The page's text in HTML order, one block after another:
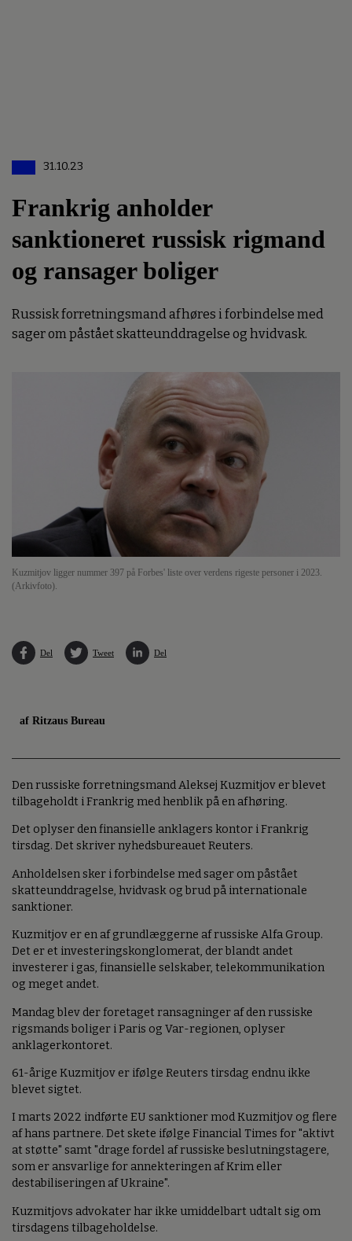
31.10.23
Frankrig anholder
sanktioneret russisk rigmand
og ransager boliger
Russisk forretningsmand afhøres i forbindelse med
sager om påstået skatteunddragelse og hvidvask.
Kuzmitjov ligger nummer 397 på Forbes' liste over verdens rigeste personer i 2023.
(Arkivfoto).
Del Tweet Del
af Ritzaus Bureau
Den russiske forretningsmand Aleksej Kuzmitjov er blevet
tilbageholdt i Frankrig med henblik på en afhøring.
Det oplyser den finansielle anklagers kontor i Frankrig
tirsdag. Det skriver nyhedsbureauet Reuters.
Anholdelsen sker i forbindelse med sager om påstået
skatteunddragelse, hvidvask og brud på internationale
sanktioner.
Kuzmitjov er en af grundlæggerne af russiske Alfa Group.
Det er et investeringskonglomerat, der blandt andet
investerer i gas, finansielle selskaber, telekommunikation
og meget andet.
Mandag blev der foretaget ransagninger af den russiske
rigsmands boliger i Paris og Var-regionen, oplyser
anklagerkontoret.
61-årige Kuzmitjov er ifølge Reuters tirsdag endnu ikke
blevet sigtet.
I marts 2022 indførte EU sanktioner mod Kuzmitjov og flere
af hans partnere. Det skete ifølge Financial Times for "aktivt
at støtte" samt "drage fordel af russiske beslutningstagere,
som er ansvarlige for annekteringen af Krim eller
destabiliseringen af Ukraine".
Kuzmitjovs advokater har ikke umiddelbart udtalt sig om
tirsdagens tilbageholdelse.